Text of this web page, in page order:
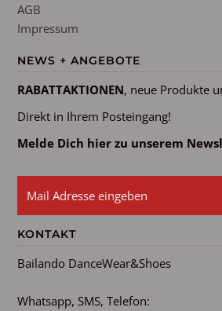
AGB
Impressum
NEWS + ANGEBOTE
RABATTAKTIONEN, neue Produkte
Direkt in Ihrem Posteingang!
Melde Dich hier zu unserem
KONTAKT
Bailando DanceWear&Shoes
Whatsapp, SMS, Telefon: